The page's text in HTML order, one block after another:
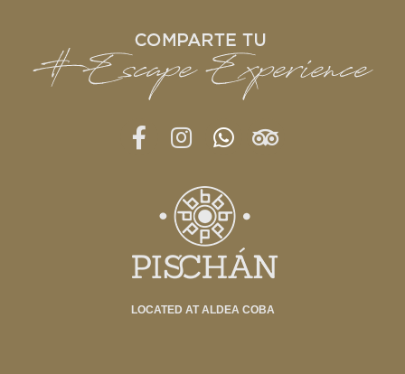
LOCATED AT ALDEA COBA